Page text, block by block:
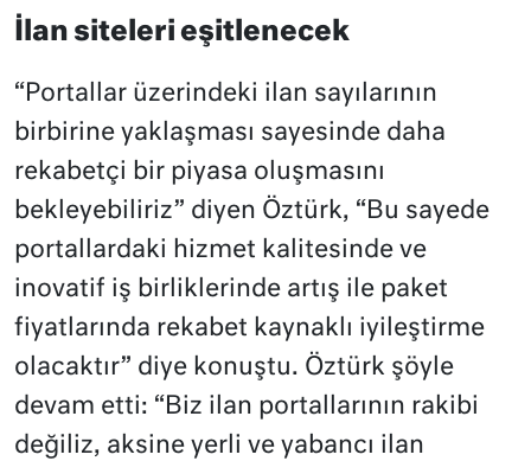
İlan siteleri eşitlenecek
“Portallar üzerindeki ilan sayılarının
birbirine yaklaşması sayesinde daha
rekabetçi bir piyasa oluşmasını
bekleyebiliriz” diyen Öztürk, “Bu sayede
portallardaki hizmet kalitesinde ve
inovatif iş birliklerinde artış ile paket
fiyatlarında rekabet kaynaklı iyileştirme
olacaktır” diye konuştu. Öztürk şöyle
devam etti: “Biz ilan portallarının rakibi
değiliz, aksine yerli ve yabancı ilan